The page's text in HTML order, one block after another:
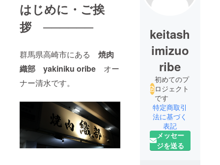
はじめに・ご挨
拶 ──────
群馬県高崎市にある 焼肉
織部 yakiniku oribe オー
ナー清水です。
keitash
imizuo
ribe
初めてのプ
ロジェクト
です
特定商取引
法に基づく
表記
メッセー
ジを送る